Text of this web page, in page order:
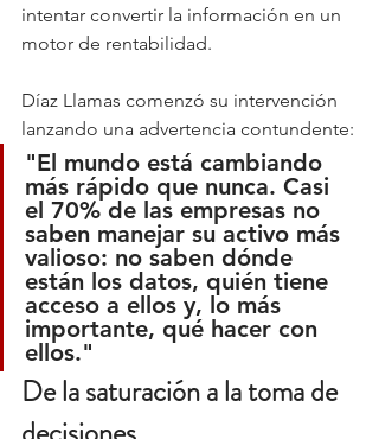
intentar convertir la información en un
motor de rentabilidad.
Díaz Llamas comenzó su intervención
lanzando una advertencia contundente:
"El mundo está cambiando
más rápido que nunca. Casi
el 70% de las empresas no
saben manejar su activo más
valioso: no saben dónde
están los datos, quién tiene
acceso a ellos y, lo más
importante, qué hacer con
ellos."
De la saturación a la toma de